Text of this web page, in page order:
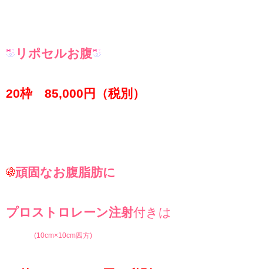
リポセルお腹
20枠 85,000円（税別）
頑固なお腹脂肪に
プロストロレーン注射付きは
(10cm×10cm四方)